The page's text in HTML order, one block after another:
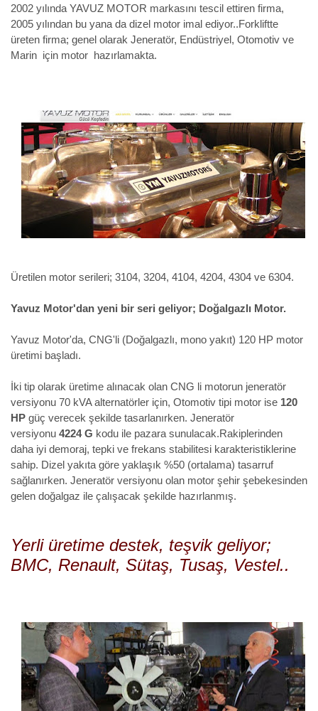
2002 yılında YAVUZ MOTOR markasını tescil ettiren firma,
2005 yılından bu yana da dizel motor imal ediyor..Forkliftte
üreten firma; genel olarak Jeneratör, Endüstriyel, Otomotiv ve
Marin için motor hazırlamakta.
Üretilen motor serileri; 3104, 3204, 4104, 4204, 4304 ve 6304.
Yavuz Motor'dan yeni bir seri geliyor; Doğalgazlı Motor.
Yavuz Motor'da, CNG'li (Doğalgazlı, mono yakıt) 120 HP motor
üretimi başladı.
İki tip olarak üretime alınacak olan CNG li motorun jeneratör
versiyonu 70 kVA alternatörler için, Otomotiv tipi motor ise 120
HP güç verecek şekilde tasarlanırken. Jeneratör
versiyonu 4224 G kodu ile pazara sunulacak.Rakiplerinden
daha iyi demoraj, tepki ve frekans stabilitesi karakteristiklerine
sahip. Dizel yakıta göre yaklaşık %50 (ortalama) tasarruf
sağlanırken. Jeneratör versiyonu olan motor şehir şebekesinden
gelen doğalgaz ile çalışacak şekilde hazırlanmış.
Yerli üretime destek, teşvik geliyor;
BMC, Renault, Sütaş, Tusaş, Vestel..